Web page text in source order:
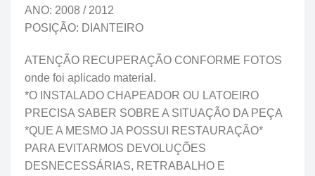
ANO: 2008 / 2012
POSIÇÃO: DIANTEIRO
ATENÇÃO RECUPERAÇÃO CONFORME FOTOS
onde foi aplicado material.
*O INSTALADO CHAPEADOR OU LATOEIRO
PRECISA SABER SOBRE A SITUAÇÃO DA PEÇA
*QUE A MESMO JA POSSUI RESTAURAÇÃO*
PARA EVITARMOS DEVOLUÇÕES
DESNECESSÁRIAS, RETRABALHO E